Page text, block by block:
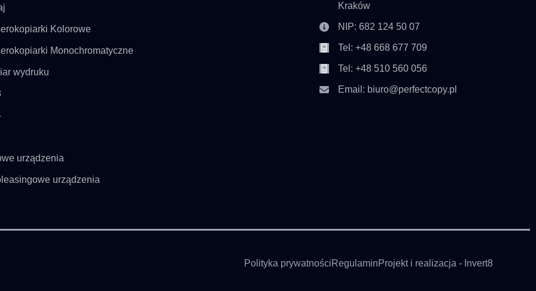
Kolorowe
Monochromatyczne
wydruku
urządzenia
urządzenia
Kraków
NIP: 682 124 50 07
Tel: +48 668 677 709
Tel: +48 510 560 056
Email: biuro@perfectcopy.pl
Polityka prywatnościRegulaminProjekt i realizacja - Invert8